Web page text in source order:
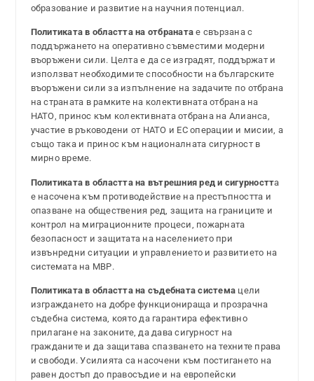
образование и развитие на научния потенциал.
Политиката в областта на отбраната е свързана с
поддържането на оперативно съвместими модерни
въоръжени сили. Целта е да се изградят, поддържат и
използват необходимите способности на българските
въоръжени сили за изпълнение на задачите по отбрана
на страната в рамките на колективната отбрана на
НАТО, принос към колективната отбрана на Алианса,
участие в ръководени от НАТО и ЕС операции и мисии, а
също така и принос към националната сигурност в
мирно време.
Политиката в областта на вътрешния ред и сигурността
е насочена към противодействие на престъпността и
опазване на обществения ред, защита на границите и
контрол на миграционните процеси, пожарната
безопасност и защитата на населението при
извънредни ситуации и управлението и развитието на
системата на МВР.
Политиката в областта на съдебната система цели
изграждането на добре функционираща и прозрачна
съдебна система, която да гарантира ефективно
прилагане на законите, да дава сигурност на
гражданите и да защитава спазването на техните права
и свободи. Усилията са насочени към постигането на
равен достъп до правосъдие и на европейски